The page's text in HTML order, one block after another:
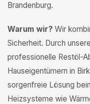
Brandenburg.
Warum wir? Wir
Sicherheit. Durch
professionelle Restöl-
Hauseigentümern in
sorgenfreie Lösung
Heizsysteme wie